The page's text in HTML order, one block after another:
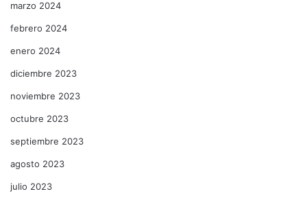
marzo 2024
febrero 2024
enero 2024
diciembre 2023
noviembre 2023
octubre 2023
septiembre 2023
agosto 2023
julio 2023